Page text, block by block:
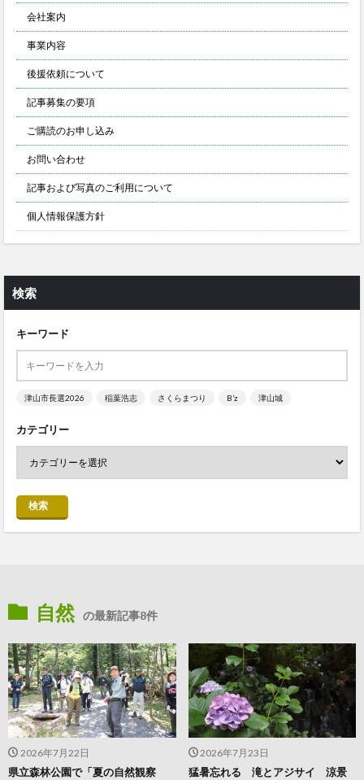
会社案内
事業内容
後援依頼について
記事募集の要項
ご購読のお申し込み
お問い合わせ
記事および写真のご利用について
個人情報保護方針
検索
キーワード
津山市長選2026 稲葉浩志 さくらまつり B’z 津山城
カテゴリー
検索
自然 の最新記事8件
2026年7月23日
猛暑忘れる 滝とアジサイ 涼景
2026年7月22日
県立森林公園で「夏の自然観察